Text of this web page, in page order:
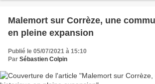
Malemort sur Corrèze, une
en pleine expansion
Publié le 05/07/2021 à 15:10
Par Sébastien Colpin